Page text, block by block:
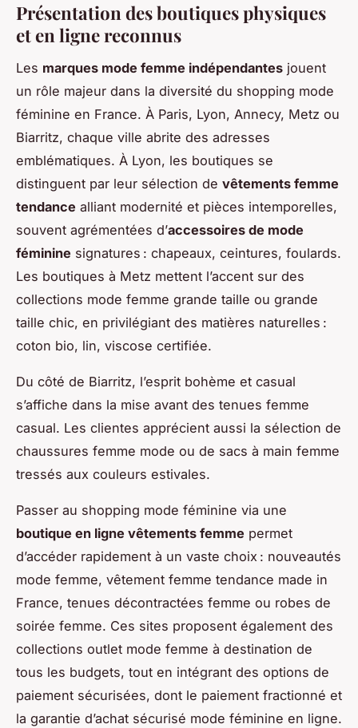
Présentation des boutiques physiques
et en ligne reconnus
Les marques mode femme indépendantes jouent
un rôle majeur dans la diversité du shopping mode
féminine en France. À Paris, Lyon, Annecy, Metz ou
Biarritz, chaque ville abrite des adresses
emblématiques. À Lyon, les boutiques se
distinguent par leur sélection de vêtements femme
tendance alliant modernité et pièces intemporelles,
souvent agrémentées d’accessoires de mode
féminine signatures : chapeaux, ceintures, foulards.
Les boutiques à Metz mettent l’accent sur des
collections mode femme grande taille ou grande
taille chic, en privilégiant des matières naturelles :
coton bio, lin, viscose certifiée.
Du côté de Biarritz, l’esprit bohème et casual
s’affiche dans la mise avant des tenues femme
casual. Les clientes apprécient aussi la sélection de
chaussures femme mode ou de sacs à main femme
tressés aux couleurs estivales.
Passer au shopping mode féminine via une
boutique en ligne vêtements femme permet
d’accéder rapidement à un vaste choix : nouveautés
mode femme, vêtement femme tendance made in
France, tenues décontractées femme ou robes de
soirée femme. Ces sites proposent également des
collections outlet mode femme à destination de
tous les budgets, tout en intégrant des options de
paiement sécurisées, dont le paiement fractionné et
la garantie d’achat sécurisé mode féminine en ligne.